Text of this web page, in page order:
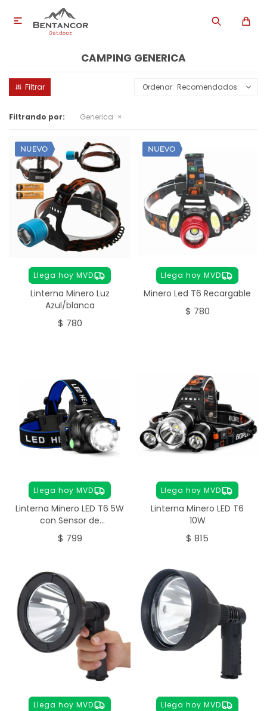

CAMPING GENERICA
Recomendados
Filtrando por: Generica
Llega hoy MVD
Linterna Minero Luz
Azul/blanca
$ 780
Llega hoy MVD
Minero Led T6 Recargable
$ 780
Llega hoy MVD
Linterna Minero LED T6 5W
con Sensor de
Movimiento Recargable
$ 799
Llega hoy MVD
Linterna Minero LED T6
10W
$ 815
Llega hoy MVD Llega hoy MVD